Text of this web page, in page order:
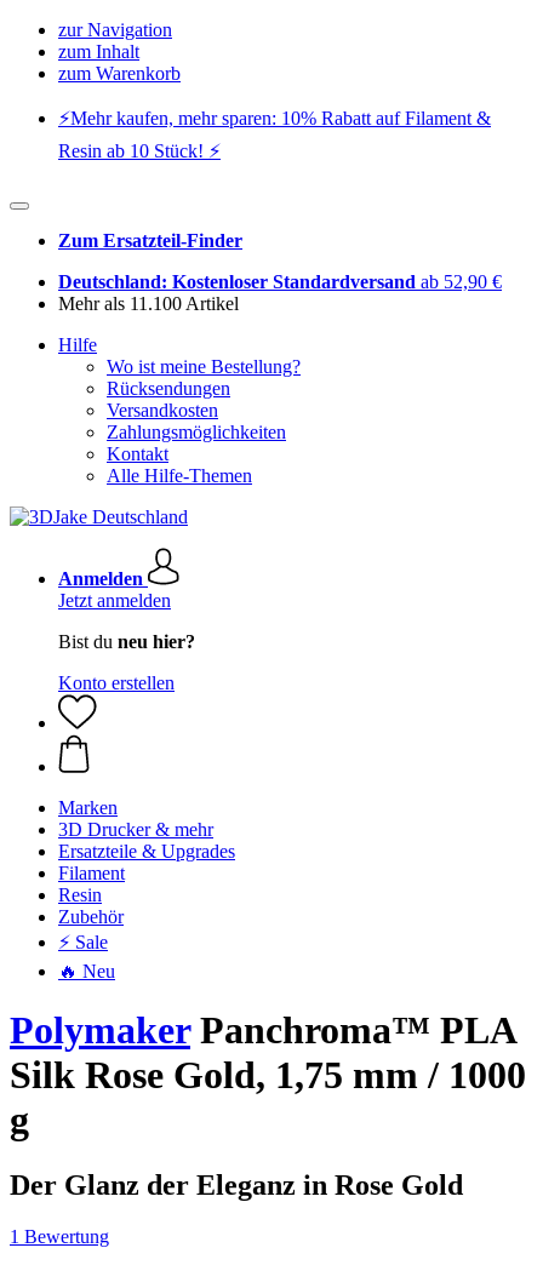
zur Navigation
zum Inhalt
zum Warenkorb
⚡️Mehr kaufen, mehr sparen: 10% Rabatt auf Filament &
Resin ab 10 Stück! ⚡️
Zum Ersatzteil-Finder
Deutschland: Kostenloser Standardversand ab 52,90 €
Mehr als 11.100 Artikel
Hilfe
Wo ist meine Bestellung?
Rücksendungen
Versandkosten
Zahlungsmöglichkeiten
Kontakt
Alle Hilfe-Themen
Anmelden
Jetzt anmelden
Bist du neu hier?
Konto erstellen
Marken
3D Drucker & mehr
Ersatzteile & Upgrades
Filament
Resin
Zubehör
⚡ Sale
🔥 Neu
PolymakerPanchroma™ PLA
Silk Rose Gold, 1,75 mm / 1000
g
Der Glanz der Eleganz in Rose Gold
1 Bewertung